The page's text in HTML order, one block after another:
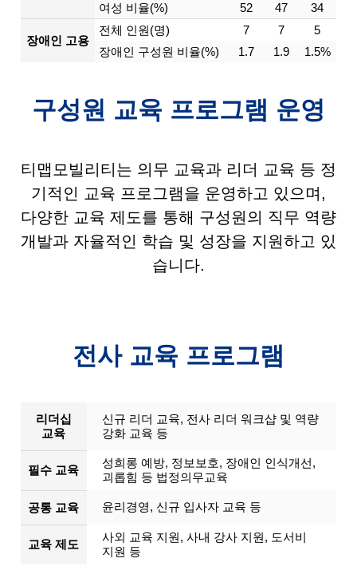
여성 비율(%)
52 47 34
장애인 고용
전체 인원(명) 7 7
5
장애인 구성원 비율(%)
1.7 1.9 1.5%
구성원 교육 프로그램 운영
티맵모빌리티는 의무 교육과 리더 교육 등 정
기적인 교육 프로그램을 운영하고 있으며,
다양한 교육 제도를 통해 구성원의 직무 역량
개발과 자율적인 학습 및 성장을 지원하고 있
습니다.
전사 교육 프로그램
리더십
교육
신규 리더 교육, 전사 리더 워크샵 및 역량
강화 교육 등
필수 교육
성희롱 예방, 정보보호, 장애인 인식개선,
괴롭힘 등 법정의무교육
공통 교육 윤리경영, 신규 입사자 교육 등
교육 제도
사외 교육 지원, 사내 강사 지원, 도서비
지원 등